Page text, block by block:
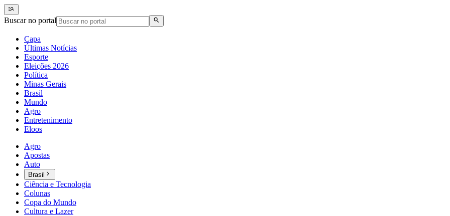
Buscar no portal
Capa
Últimas Notícias
Esporte
Eleições 2026
Política
Minas Gerais
Brasil
Mundo
Agro
Entretenimento
Eloos
Agro
Apostas
Auto
Brasil
Ciência e Tecnologia
Colunas
Copa do Mundo
Cultura e Lazer